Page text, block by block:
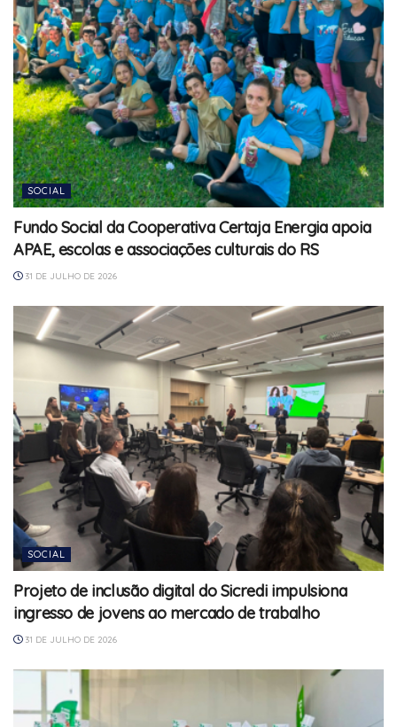
SOCIAL
Fundo Social da Cooperativa Certaja Energia apoia
APAE, escolas e associações culturais do RS
31 DE JULHO DE 2026
SOCIAL
Projeto de inclusão digital do Sicredi impulsiona
ingresso de jovens ao mercado de trabalho
31 DE JULHO DE 2026